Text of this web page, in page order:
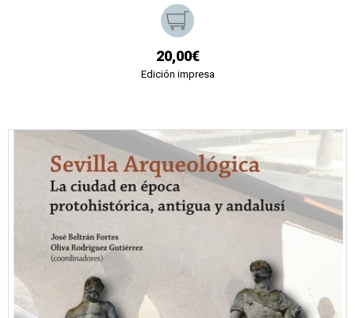
20,00€
Edición impresa